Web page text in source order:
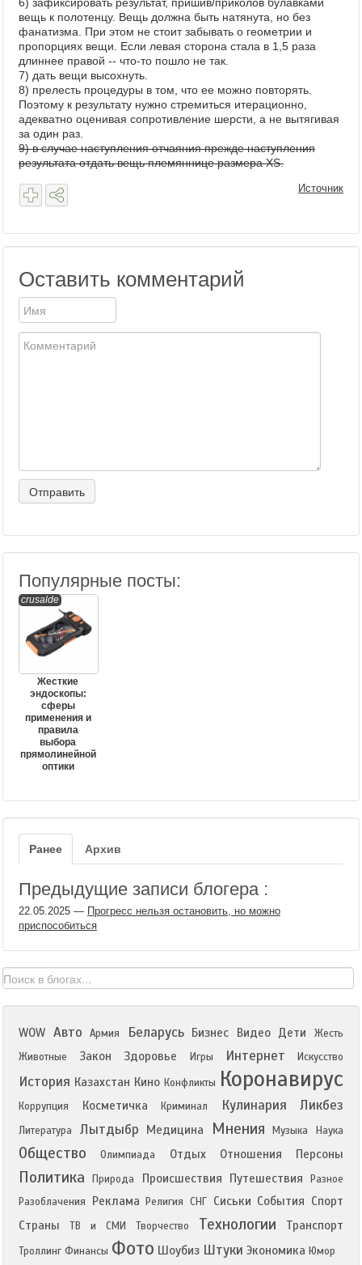
вещь к полотенцу. Вещь должна быть натянута, но без
фанатизма. При этом не стоит забывать о геометрии и
пропорциях вещи. Если левая сторона стала в 1,5 раза
длиннее правой -- что-то пошло не так.
7) дать вещи высохнуть.
8) прелесть процедуры в том, что ее можно повторять.
Поэтому к результату нужно стремиться итерационно,
адекватно оценивая сопротивление шерсти, а не вытягивая
за один раз.
9) в случае наступления отчаяния прежде наступления
результата отдать вещь племяннице размера XS.
Источник
Оставить комментарий
Популярные посты:
crusalde
Жесткие
эндоскопы:
сферы
применения и
правила
выбора
прямолинейной
оптики
Ранее Архив
Предыдущие записи блогера :
22.05.2025 — Прогресс нельзя остановить, но можно
приспособиться
WOW Авто Армия Беларусь Бизнес Видео Дети
Жесть
Животные
Закон Здоровье Игры Интернет Искусство
История Казахстан Кино Конфликты Коронавирус
Коррупция Косметичка Криминал Кулинария Ликбез
Литература Лытдыбр Медицина Мнения Музыка Наука
Общество Олимпиада Отдых Отношения Персоны
Политика Природа Происшествия Путешествия
Разное
Разоблачения
Реклама Религия СНГ Сиськи События Спорт
Страны
ТВ и СМИ Творчество Технологии Транспорт
Троллинг Финансы Фото Шоубиз Штуки Экономика Юмор